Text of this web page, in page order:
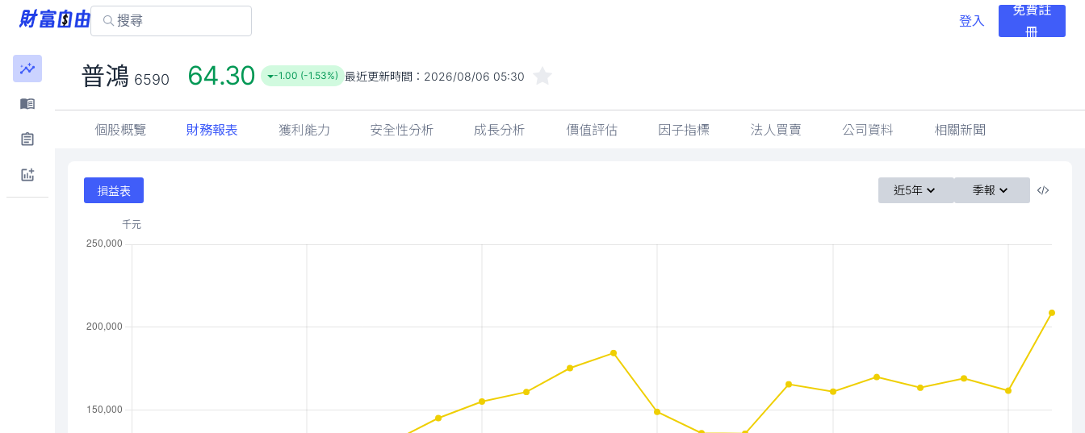
登入
免費註
冊
普鴻 6590 64.30 -1.00 (-1.53%) 最近更新時間： 2026/08/06 05:30
個股概覽 財務報表 獲利能力 安全性分析 成長分析 價值評估 因子指標 法人買賣 公司資料 相關新聞
損益表 近5年 季報